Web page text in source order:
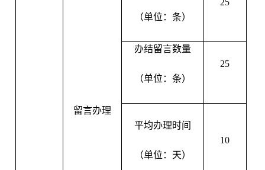
25
（单位：条）
办结留言数量
25
（单位：条）
留言办理
平均办理时间
10
（单位：天）